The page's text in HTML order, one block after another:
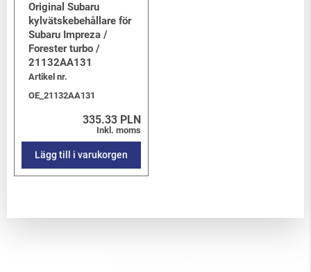
Original Subaru
kylvätskebehållare för
Subaru Impreza /
Forester turbo /
21132AA131
Artikel nr.
OE_21132AA131
335.33 PLN
Inkl. moms
Lägg till i varukorgen